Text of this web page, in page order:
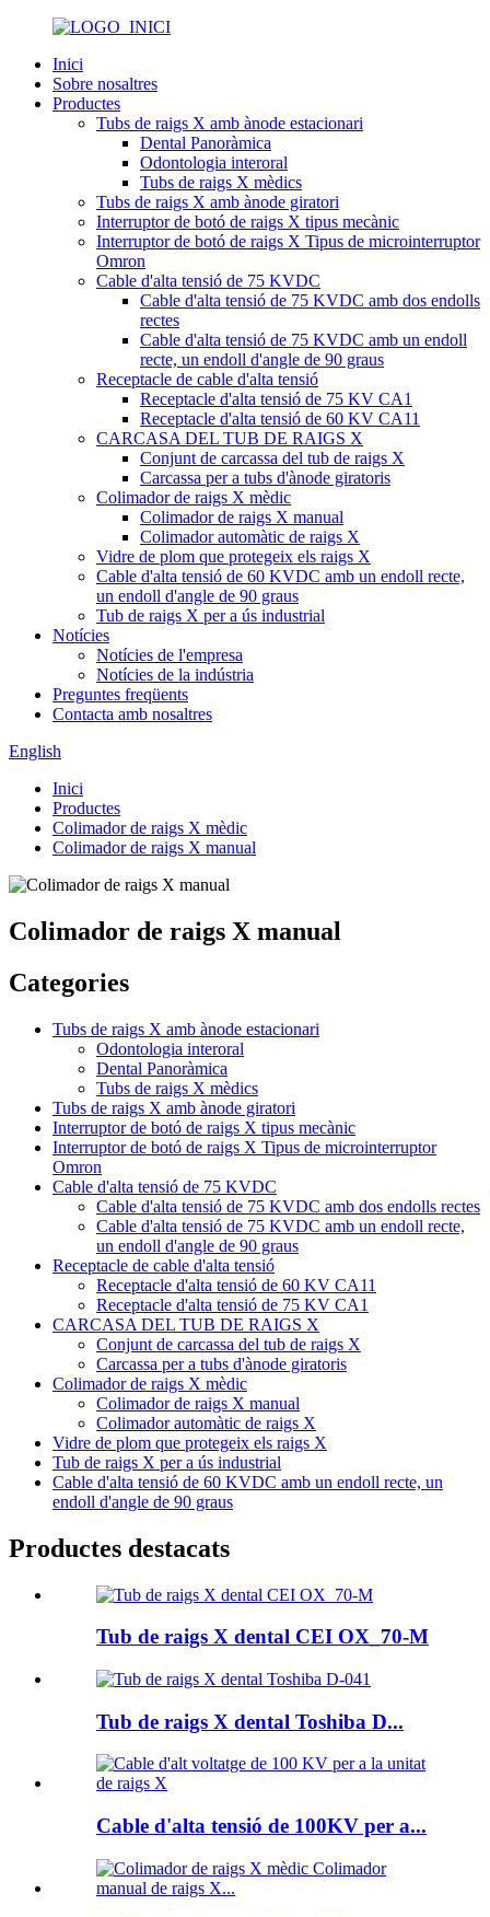
Inici
Sobre nosaltres
Productes
Tubs de raigs X amb ànode estacionari
Dental Panoràmica
Odontologia interoral
Tubs de raigs X mèdics
Tubs de raigs X amb ànode giratori
Interruptor de botó de raigs X tipus mecànic
Interruptor de botó de raigs X Tipus de microinterruptor
Omron
Cable d'alta tensió de 75 KVDC
Cable d'alta tensió de 75 KVDC amb dos endolls
rectes
Cable d'alta tensió de 75 KVDC amb un endoll
recte, un endoll d'angle de 90 graus
Receptacle de cable d'alta tensió
Receptacle d'alta tensió de 75 KV CA1
Receptacle d'alta tensió de 60 KV CA11
CARCASA DEL TUB DE RAIGS X
Conjunt de carcassa del tub de raigs X
Carcassa per a tubs d'ànode giratoris
Colimador de raigs X mèdic
Colimador de raigs X manual
Colimador automàtic de raigs X
Vidre de plom que protegeix els raigs X
Cable d'alta tensió de 60 KVDC amb un endoll recte,
un endoll d'angle de 90 graus
Tub de raigs X per a ús industrial
Notícies
Notícies de l'empresa
Notícies de la indústria
Preguntes freqüents
Contacta amb nosaltres
English
Inici
Productes
Colimador de raigs X mèdic
Colimador de raigs X manual
Colimador de raigs X manual
Categories
Tubs de raigs X amb ànode estacionari
Odontologia interoral
Dental Panoràmica
Tubs de raigs X mèdics
Tubs de raigs X amb ànode giratori
Interruptor de botó de raigs X tipus mecànic
Interruptor de botó de raigs X Tipus de microinterruptor
Omron
Cable d'alta tensió de 75 KVDC
Cable d'alta tensió de 75 KVDC amb dos endolls rectes
Cable d'alta tensió de 75 KVDC amb un endoll recte,
un endoll d'angle de 90 graus
Receptacle de cable d'alta tensió
Receptacle d'alta tensió de 60 KV CA11
Receptacle d'alta tensió de 75 KV CA1
CARCASA DEL TUB DE RAIGS X
Conjunt de carcassa del tub de raigs X
Carcassa per a tubs d'ànode giratoris
Colimador de raigs X mèdic
Colimador de raigs X manual
Colimador automàtic de raigs X
Vidre de plom que protegeix els raigs X
Tub de raigs X per a ús industrial
Cable d'alta tensió de 60 KVDC amb un endoll recte, un
endoll d'angle de 90 graus
Productes destacats
Tub de raigs X dental CEI OX_70-M
Tub de raigs X dental Toshiba D...
Cable d'alta tensió de 100KV per a...